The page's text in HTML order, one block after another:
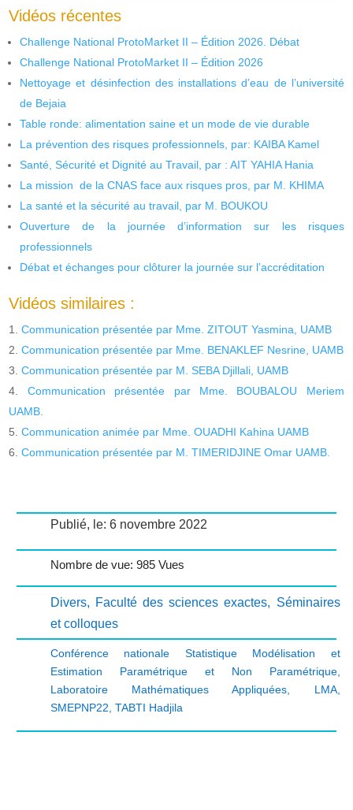
Vidéos récentes
Challenge National ProtoMarket II – Édition 2026. Débat
Challenge National ProtoMarket II – Édition 2026
Nettoyage et désinfection des installations d’eau de l’université
de Bejaia
Table ronde: alimentation saine et un mode de vie durable
La prévention des risques professionnels, par: KAIBA Kamel
Santé, Sécurité et Dignité au Travail, par : AIT YAHIA Hania
La mission de la CNAS face aux risques pros, par M. KHIMA
La santé et la sécurité au travail, par M. BOUKOU
Ouverture de la journée d’information sur les risques
professionnels
Débat et échanges pour clôturer la journée sur l’accréditation
Vidéos similaires :
Communication présentée par Mme. ZITOUT Yasmina, UAMB
Communication présentée par Mme. BENAKLEF Nesrine, UAMB
Communication présentée par M. SEBA Djillali, UAMB
Communication présentée par Mme. BOUBALOU Meriem
UAMB.
Communication animée par Mme. OUADHI Kahina UAMB
Communication présentée par M. TIMERIDJINE Omar UAMB.
Publié, le: 6 novembre 2022
Nombre de vue: 985 Vues
Divers, Faculté des sciences exactes, Séminaires
et colloques
Conférence nationale Statistique Modélisation et
Estimation Paramétrique et Non Paramétrique,
Laboratoire Mathématiques Appliquées
LMA,
SMEPNP22 TABTI Hadjila